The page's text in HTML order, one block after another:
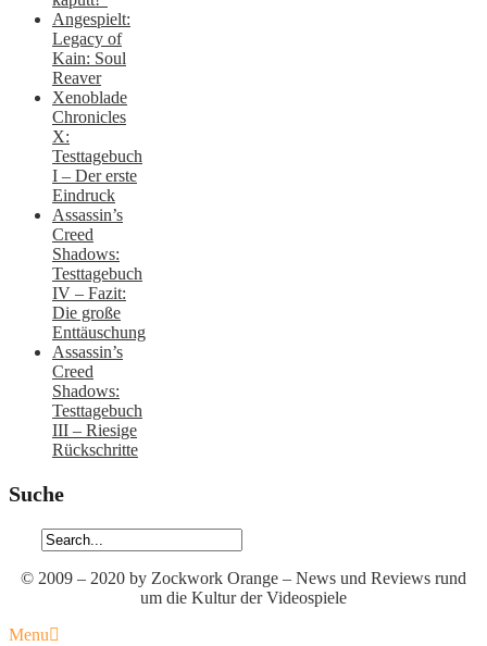
Angespielt:
Legacy of
Kain: Soul
Reaver
Xenoblade
Chronicles
X:
Testtagebuch
I – Der erste
Eindruck
Assassin’s
Creed
Shadows:
Testtagebuch
IV – Fazit:
Die große
Enttäuschung
Assassin’s
Creed
Shadows:
Testtagebuch
III – Riesige
Rückschritte
Suche
© 2009 – 2020 by Zockwork Orange – News und Reviews rund
um die Kultur der Videospiele
Menu